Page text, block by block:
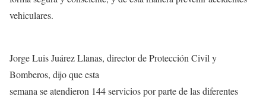
vehiculares.
Jorge Luis Juárez Llanas, director de Protección Civil y
Bomberos, dijo que esta
semana se atendieron 144 servicios por parte de las diferentes